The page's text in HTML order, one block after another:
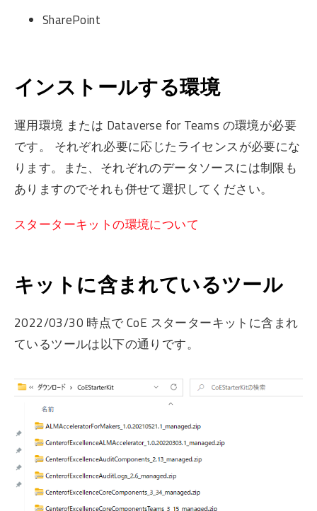
SharePoint
インストールする環境
運用環境 または Dataverse for Teams の環境が必要
です。 それぞれ必要に応じたライセンスが必要にな
ります。また、それぞれのデータソースには制限も
ありますのでそれも併せて選択してください。
スターターキットの環境について
キットに含まれているツール
2022/03/30 時点で CoE スターターキットに含まれ
ているツールは以下の通りです。